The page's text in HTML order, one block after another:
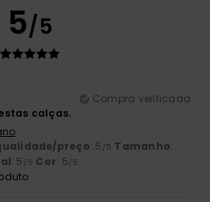
5/5
Compra verificada
calças.
preço: 5 /5 Tamanho:
: 5 /5 Cor: 5/5